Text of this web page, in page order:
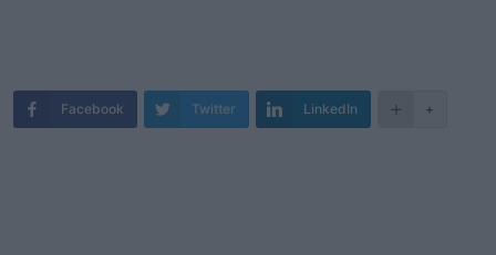
Facebook Twitter LinkedIn +